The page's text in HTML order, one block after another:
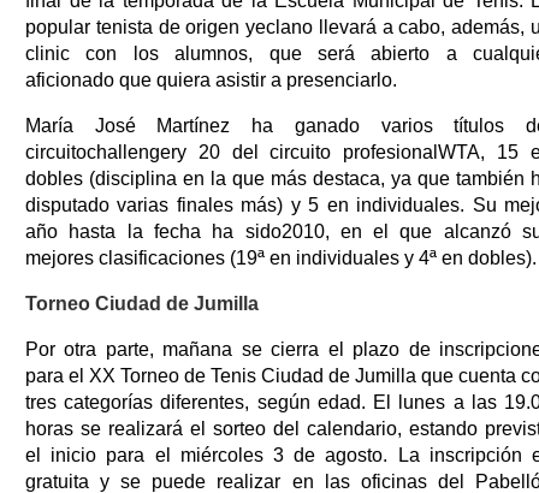
popular tenista de origen yeclano llevará a cabo, además,
clinic con los alumnos, que será abierto a
aficionado que quiera asistir a presenciarlo.
María José Martínez ha ganado varios títulos
circuitochallengery 20 del circuito profesionalWTA, 15
dobles (disciplina en la que más destaca, ya que también
disputado varias finales más) y 5 en individuales. Su
año hasta la fecha ha sido2010, en el que alcanzó
mejores clasificaciones (19ª en individuales y 4ª en dobles).
Torneo Ciudad de Jumilla
Por otra parte, mañana se cierra el plazo de
para el XX Torneo de Tenis Ciudad de Jumilla que cuenta
tres categorías diferentes, según edad. El lunes a las
horas se realizará el sorteo del calendario, estando
el inicio para el miércoles 3 de agosto. La inscripción
gratuita y se puede realizar en las oficinas del